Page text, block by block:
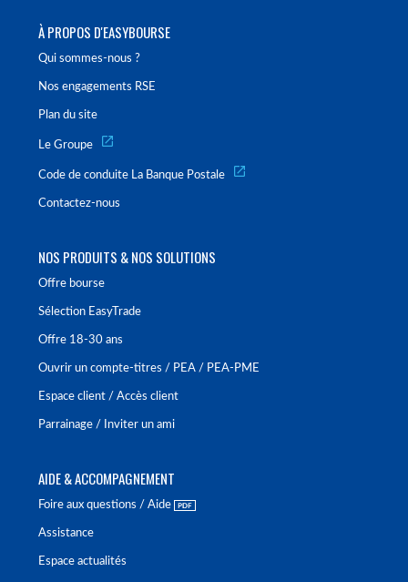
À PROPOS D'EASYBOURSE
Qui sommes-nous ?
Nos engagements RSE
Plan du site
Le Groupe
Code de conduite La Banque Postale
Contactez-nous
NOS PRODUITS & NOS SOLUTIONS
Offre bourse
Sélection EasyTrade
Offre 18-30 ans
Ouvrir un compte-titres / PEA / PEA-PME
Espace client / Accès client
Parrainage / Inviter un ami
AIDE & ACCOMPAGNEMENT
Foire aux questions / Aide
Assistance
Espace actualités